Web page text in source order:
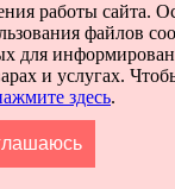
работы сайта.
файлов
для
и услугах.
здесь.